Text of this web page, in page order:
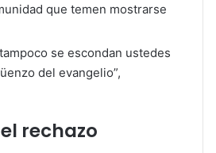
que temen mostrarse
se escondan ustedes
del evangelio”,
rechazo